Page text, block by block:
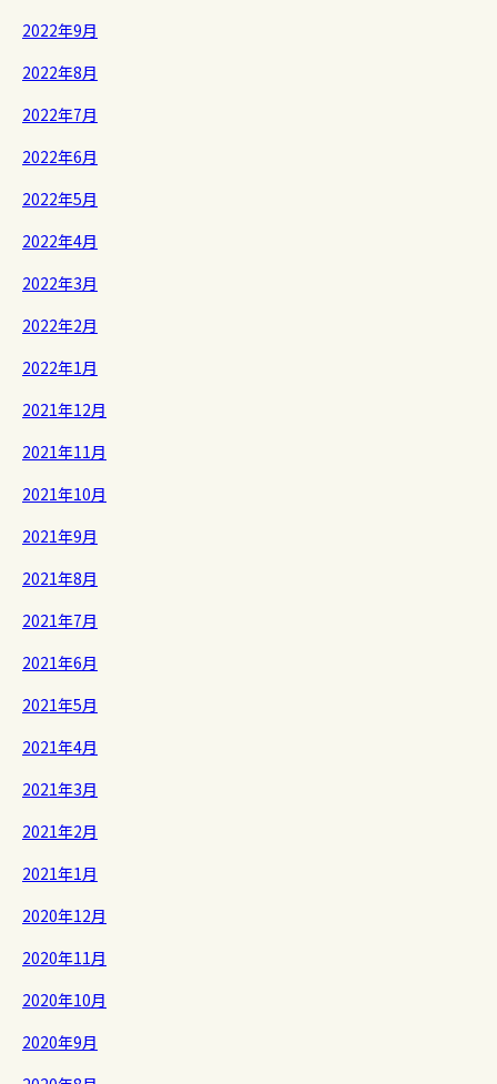
2022年9月
2022年8月
2022年7月
2022年6月
2022年5月
2022年4月
2022年3月
2022年2月
2022年1月
2021年12月
2021年11月
2021年10月
2021年9月
2021年8月
2021年7月
2021年6月
2021年5月
2021年4月
2021年3月
2021年2月
2021年1月
2020年12月
2020年11月
2020年10月
2020年9月